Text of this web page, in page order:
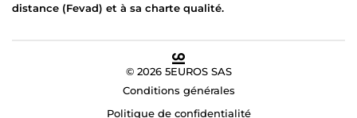
distance (Fevad) et à sa charte qualité.
© 2026 5EUROS SAS
Conditions générales
Politique de confidentialité